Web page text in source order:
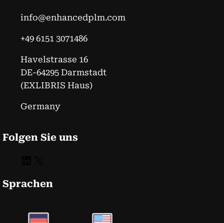
info@enhancedplm.com
+49 6151 3071486
Havelstrasse 16
DE-64295 Darmstadt
(EXLIBRIS Haus)
Germany
Folgen Sie uns
Sprachen